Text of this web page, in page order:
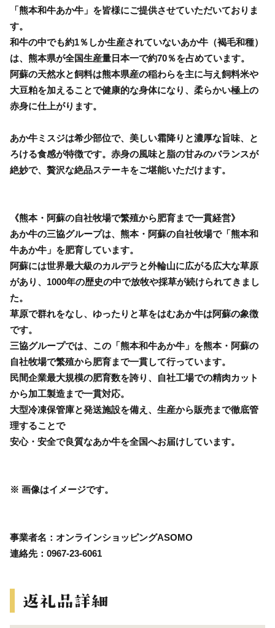
「熊本和牛あか牛」を皆様にご提供させていただいておりま
す。
和牛の中でも約1％しか生産されていないあか牛（褐毛和種）
は、熊本県が全国生産量日本一で約70％を占めています。
阿蘇の天然水と飼料は熊本県産の稲わらを主に与え飼料米や
大豆粕を加えることで健康的な身体になり、柔らかい極上の
赤身に仕上がります。
あか牛ミスジは希少部位で、美しい霜降りと濃厚な旨味、と
ろける食感が特徴です。赤身の風味と脂の甘みのバランスが
絶妙で、贅沢な絶品ステーキをご堪能いただけます。
《熊本・阿蘇の自社牧場で繁殖から肥育まで一貫経営》
あか牛の三協グループは、熊本・阿蘇の自社牧場で「熊本和
牛あか牛」を肥育しています。
阿蘇には世界最大級のカルデラと外輪山に広がる広大な草原
があり、1000年の歴史の中で放牧や採草が続けられてきまし
た。
草原で群れをなし、ゆったりと草をはむあか牛は阿蘇の象徴
です。
三協グループでは、この「熊本和牛あか牛」を熊本・阿蘇の
自社牧場で繁殖から肥育まで一貫して行っています。
民間企業最大規模の肥育数を誇り、自社工場での精肉カット
から加工製造まで一貫対応。
大型冷凍保管庫と発送施設を備え、生産から販売まで徹底管
理することで
安心・安全で良質なあか牛を全国へお届けしています。
※ 画像はイメージです。
事業者名：オンラインショッピングASOMO
連絡先：0967-23-6061